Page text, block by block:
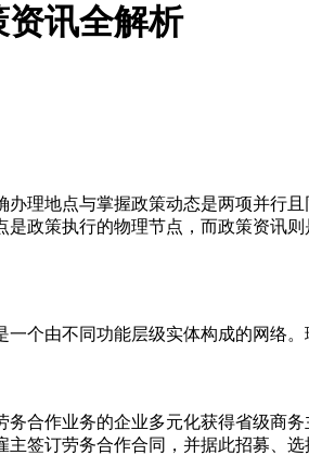
资讯全解析
理地点与掌握政策动态是两项并行
政策执行的物理节点，而政策资讯
个由不同功能层级实体构成的网络
合作业务的企业多元化获得省级商
签订劳务合作合同，并据此招募、